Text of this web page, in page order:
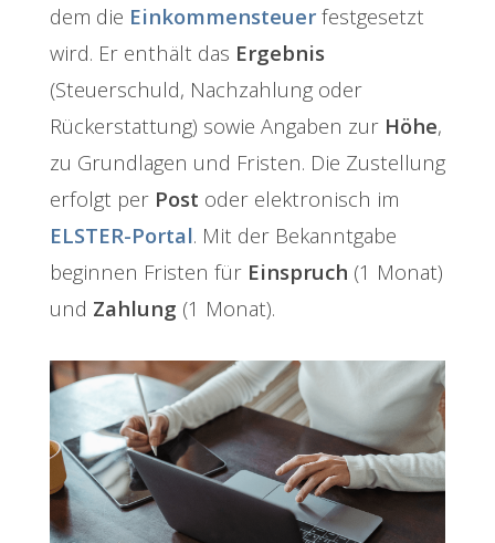
dem die Einkommensteuer festgesetzt
wird. Er enthält das Ergebnis
(Steuerschuld, Nachzahlung oder
Rückerstattung) sowie Angaben zur Höhe,
zu Grundlagen und Fristen. Die Zustellung
erfolgt per Post oder elektronisch im
ELSTER-Portal. Mit der Bekanntgabe
beginnen Fristen für Einspruch (1 Monat)
und Zahlung (1 Monat).